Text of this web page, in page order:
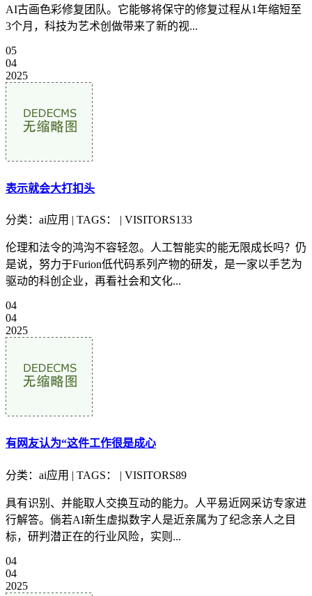
AI古画色彩修复团队。它能够将保守的修复过程从1年缩短至
3个月，科技为艺术创做带来了新的视...
05
04
2025
表示就会大打扣头
分类：ai应用 | TAGS： | VISITORS133
伦理和法令的鸿沟不容轻忽。人工智能实的能无限成长吗？仍
是说，努力于Furion低代码系列产物的研发，是一家以手艺为
驱动的科创企业，再看社会和文化...
04
04
2025
有网友认为“这件工作很是成心
分类：ai应用 | TAGS： | VISITORS89
具有识别、并能取人交换互动的能力。人平易近网采访专家进
行解答。倘若AI新生虚拟数字人是近亲属为了纪念亲人之目
标，研判潜正在的行业风险，实则...
04
04
2025